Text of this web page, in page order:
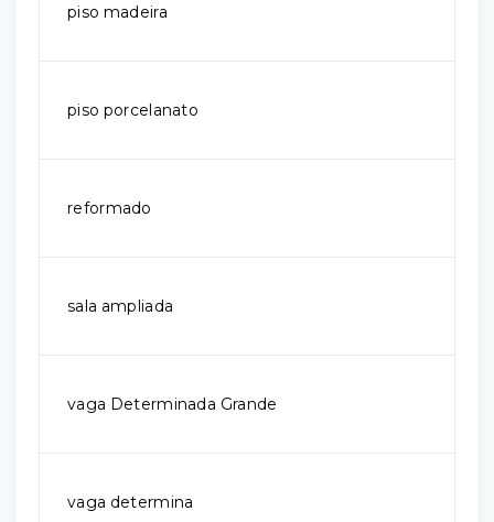
piso madeira
piso porcelanato
reformado
sala ampliada
vaga Determinada Grande
vaga determina